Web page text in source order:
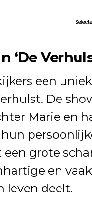
‘De
een
De
Marie en
grote
en
leven deelt.